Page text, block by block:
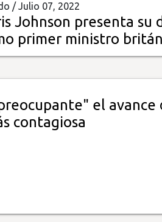
/Julio 07, 2022
Johnson presenta su
primer ministro
el avance
contagiosa